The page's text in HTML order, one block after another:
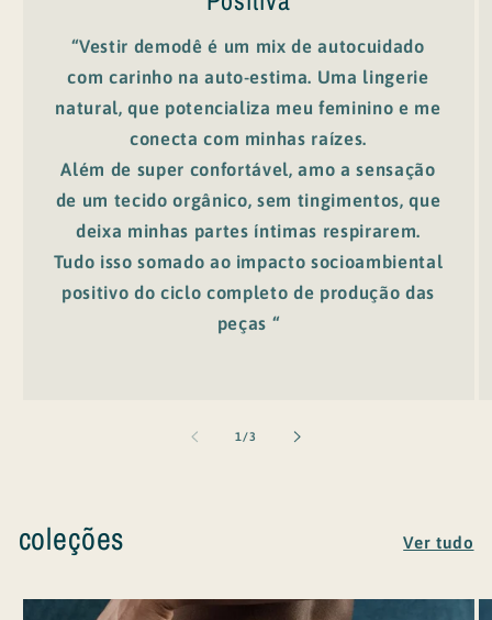
“Vestir demodê é um mix de autocuidado
com carinho na auto-estima. Uma lingerie
natural, que potencializa meu feminino e me
conecta com minhas raízes.
Além de super confortável, amo a sensação
de um tecido orgânico, sem tingimentos, que
deixa minhas partes íntimas respirarem.
Tudo isso somado ao impacto socioambiental
positivo do ciclo completo de produção das
peças “
1 /de
3
coleções Ver tudo